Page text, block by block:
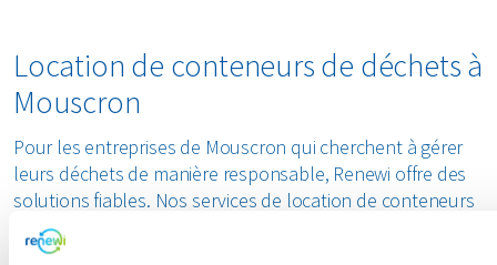
Location de conteneurs de déchets à
Mouscron
Pour les entreprises de Mouscron qui cherchent à gérer
leurs déchets de manière responsable, Renewi offre des
solutions fiables. Nos services de location de conteneurs
aident à faciliter la séparation et le recyclage des déchets,
soutenant ainsi les entreprises dans leur démarche